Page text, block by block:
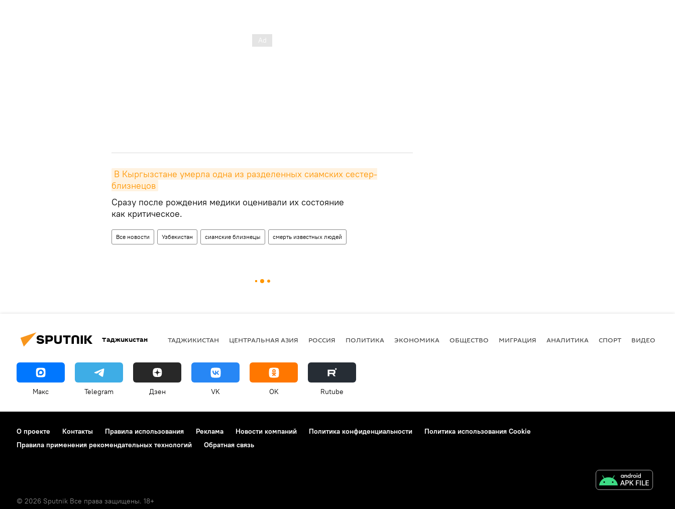
В Кыргызстане умерла одна из разделенных сиамских сестер-
близнецов
Сразу после рождения медики оценивали их состояние
как критическое.
Все новости Узбекистан сиамские близнецы смерть известных людей
Таджикистан ТАДЖИКИСТАН ЦЕНТРАЛЬНАЯ АЗИЯ РОССИЯ ПОЛИТИКА ЭКОНОМИКА ОБЩЕСТВО МИГРАЦИЯ АНАЛИТИКА СПОРТ ВИДЕО
Макс Telegram Дзен VK OK Rutube
О проекте Контакты Правила использования Реклама Новости компаний Политика конфиденциальности
Политика использования Cookie
Правила применения рекомендательных технологий
Обратная связь
© 2026 Sputnik Все права защищены. 18+